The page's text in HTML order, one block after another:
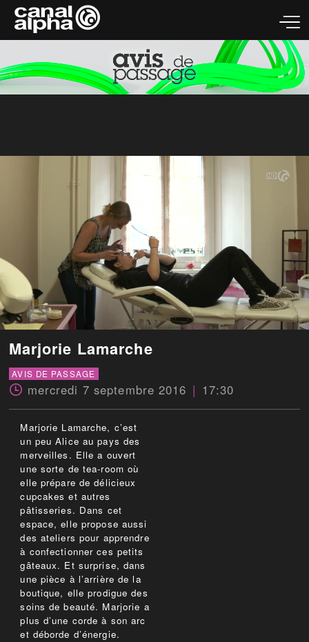
Marjorie Lamarche
AVIS DE PASSAGE
mercredi 7 septembre 2016 17:30
Marjorie Lamarche, c’est
un peu Alice au pays des
merveilles. Elle a ouvert
une sorte de tea-room où
elle prépare de délicieux
cupcakes et autres
pâtisseries. Dans cet
espace, elle propose aussi
des ateliers pour apprendre
à confectionner ces petits
gâteaux. Et surprise, dans
une pièce à l’arrière de la
boutique, elle prodigue des
soins de beauté. Marjorie a
plus d’une corde à son arc
et déborde d’énergie.